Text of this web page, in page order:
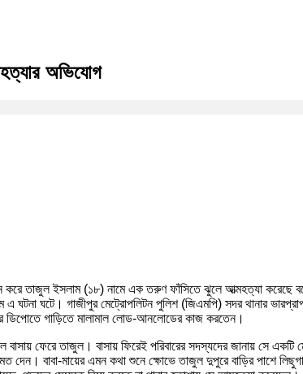
অভিযোগ
করে তাজুল ইসলাম (১৮) নামে এক তরুণ ফাঁসিতে ঝুলে আত্মহত্যা
ঘটনা ঘটে। গাজীপুর মেট্রোপলিটন পুলিশ (জিএমপি) সদর থানার
ডিপোতে গাড়িতে মালামাল লোড-আনলোডের কাজ করতেন।
ফেরে তাজুল। বাসায় ফিরেই পরিবারের সদস্যদের জানায় সে একটি
দেন। বাবা-মায়ের এমন কথা শুনে ক্ষোভে তাজুল দুপুরে বাড়ির পাশে